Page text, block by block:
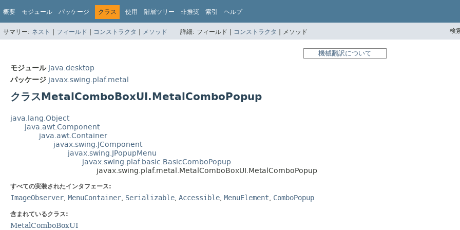
概要 モジュール パッケージ クラス 使用 階層ツリー 非推奨 索引 ヘルプ
サマリー: ネスト | フィールド | コンストラクタ | メソッド 詳細: フィールド | コンストラクタ | メソッド 検
機械翻訳について
モジュール java.desktop
パッケージ javax.swing.plaf.metal
クラスMetalComboBoxUI.MetalComboPopup
java.lang.Object
java.awt.Component
java.awt.Container
javax.swing.JComponent
javax.swing.JPopupMenu
javax.swing.plaf.basic.BasicComboPopup
javax.swing.plaf.metal.MetalComboBoxUI.MetalComboPopup
すべての実装されたインタフェース:
ImageObserver MenuContainer Serializable Accessible MenuElement ComboPopup
含まれているクラス:
MetalComboBoxUI